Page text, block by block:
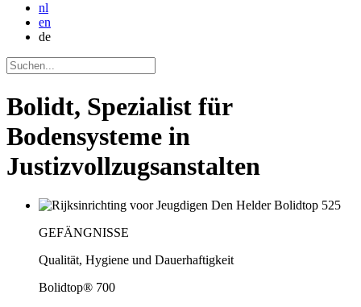
nl
en
de
Bolidt, Spezialist für
Bodensysteme in
Justizvollzugsanstalten
GEFÄNGNISSE
Qualität, Hygiene und Dauerhaftigkeit
Bolidtop® 700